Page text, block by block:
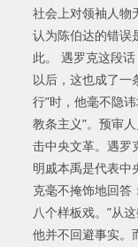
社会上对领袖人物
认为陈伯达的错误
此。 遇罗克这段
以后，这也成了一
行”时，他毫不隐
教条主义”。预审
击中央文革。遇罗
明戚本禹是代表中
克毫不掩饰地回答
八个样板戏。”从
他并不回避事实。